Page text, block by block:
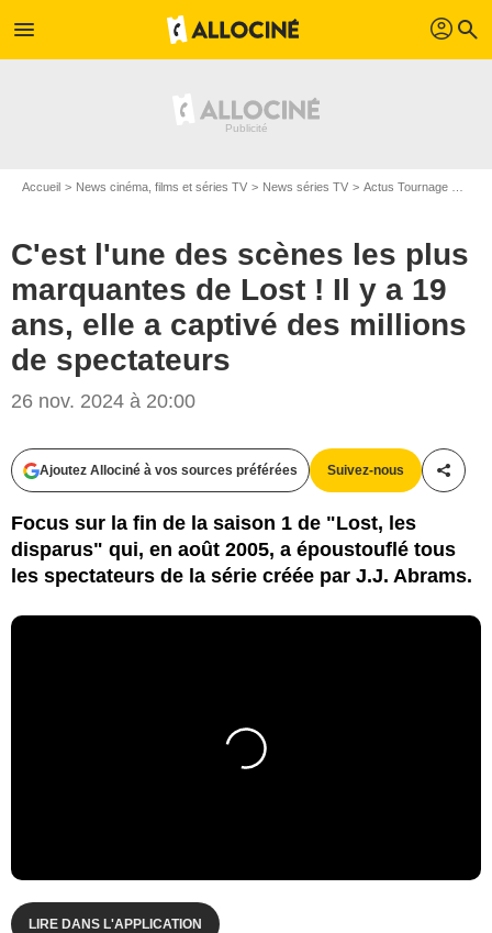
menu profil search
Accueil News cinéma, films et séries TV News séries TV Actus Tournage Séries TV
C'est l'une des scènes les plus
marquantes de Lost ! Il y a 19
ans, elle a captivé des millions
de spectateurs
26 nov. 2024 à 20:00
Ajoutez Allociné à vos sources préférées Suivez-nous
Focus sur la fin de la saison 1 de "Lost, les
disparus" qui, en août 2005, a époustouflé tous
les spectateurs de la série créée par J.J. Abrams.
LIRE DANS L'APPLICATION